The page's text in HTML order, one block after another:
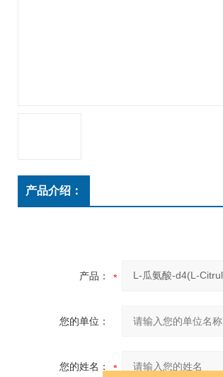
产品介绍：
产品：
您的单位：
您的姓名：